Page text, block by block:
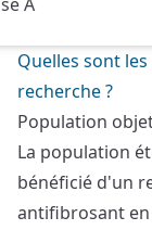
Quelles sont
recherche ?
Population
La population
bénéficié d'un
antifibrosant en